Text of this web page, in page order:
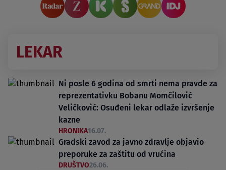
LEKAR
Ni posle 6 godina od smrti nema pravde za
reprezentativku Bobanu Momčilović
Veličković: Osuđeni lekar odlaže izvršenje
kazne
HRONIKA16.07.
Gradski zavod za javno zdravlje objavio
preporuke za zaštitu od vrućina
DRUŠTVO26.06.